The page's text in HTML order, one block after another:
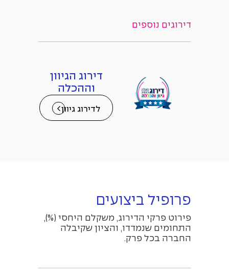
דירוגים נוספים
דירוג הגיוון
וההכלה
לדירוג גיוון
פרופיל ביצועים
פירוט פרקי הדירוג, משקלם היחסי (%),
התחומים שנמדדו, והציון שקיבלה
החברה בכל פרק.